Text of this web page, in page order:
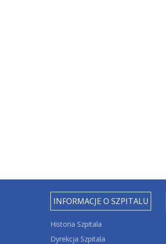
INFORMACJE O SZPITALU
Historia Szpitala
Dyrekcja Szpitala